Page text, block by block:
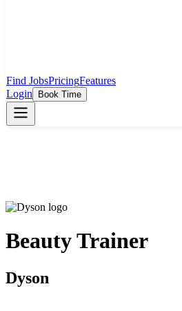
Find JobsPricingFeatures
Login
Book Time
Beauty Trainer
Dyson